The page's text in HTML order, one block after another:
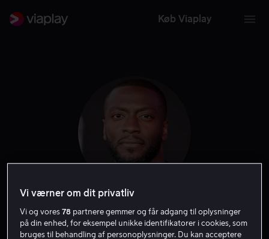
Køb Viaplay
Aldis Hodge
Vi værner om dit privatliv
Vi og vores78 partnere gemmer og får adgang til oplysninger
på din enhed, for eksempel unikke identifikatorer i cookies, som
bruges til behandling af personoplysninger. Du kan acceptere